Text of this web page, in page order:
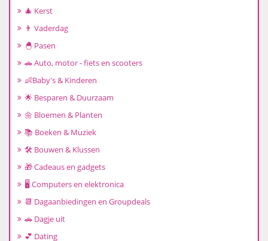
🎄 Kerst
👨 Vaderdag
🐣 Pasen
🚗 Auto, motor - fiets en scooters
👶Baby's & Kinderen
🌟 Besparen & Duurzaam
🌼 Bloemen & Planten
📚 Boeken & Muziek
🛠️ Bouwen & Klussen
🎁 Cadeaus en gadgets
🖥️ Computers en elektronica
📆 Dagaanbiedingen en Groupdeals
🚗 Dagje uit
💕 Dating